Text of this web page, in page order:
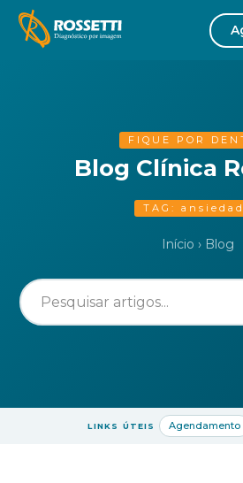
Exames
Tomografia Computadorizada
Mamografia
Mamotomia
FIQUE POR
Blog Clínica
TAG:
Início › Blog
LINKS ÚTEIS Agendamento